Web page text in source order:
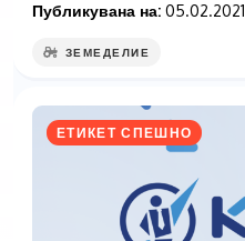
Публикувана на: 05.02.2021
ЗЕМЕДЕЛИЕ
ЕТИКЕТ СПЕШНО